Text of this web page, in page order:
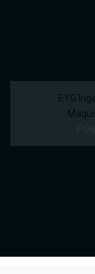
EYG